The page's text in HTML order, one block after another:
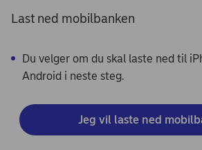
Last ned mobilbanken
Du velger om du skal laste ned til
Android i neste steg.
Jeg vil laste ned